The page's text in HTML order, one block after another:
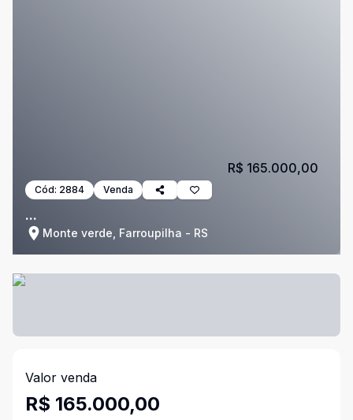
Cód: 2884 Venda
...
Monte verde, Farroupilha - RS
R$ 165.000,00
Valor venda
R$ 165.000,00